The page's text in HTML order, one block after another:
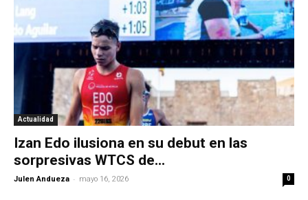
Actualidad
Izan Edo ilusiona en su debut en las
sorpresivas WTCS de...
Julen Andueza - mayo 16, 2026 0